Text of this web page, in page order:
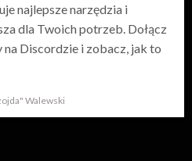
najlepsze narzędzia i
dla Twoich potrzeb. Dołącz
na Discordzie i zobacz, jak to
Walewski